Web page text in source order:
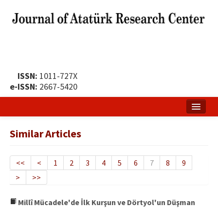
ISSN: 1011-727X
e-ISSN: 2667-5420
Publication Policy
Boards of the Journal
Publication Principles
Similar Articles
<< < 1 2 3 4 5 6 7 8
9
>
>>
Millî Mücadele'de İlk Kurşun ve Dörtyol'un Düşman